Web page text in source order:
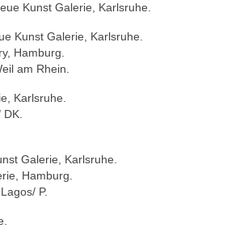
Kunst Galerie, Karlsruhe.
Kunst Galerie, Karlsruhe.
Hamburg.
am Rhein.
Karlsruhe.
Galerie, Karlsruhe.
Hamburg.
P.